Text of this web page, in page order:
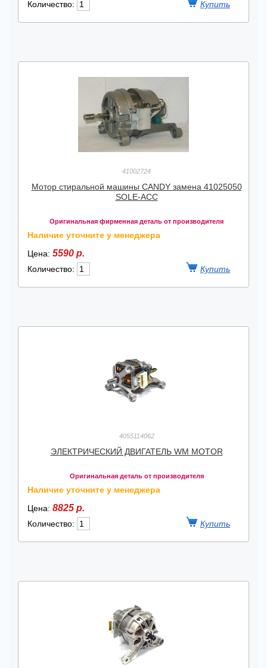
Количество:
41002724
Мотор стиральной машины CANDY замена 41025050
SOLE-ACC
Оригинальная фирменная деталь от производителя
Наличие уточните у менеджера
Цена: 5590 р.
Количество:
4055114062
ЭЛЕКТРИЧЕСКИЙ ДВИГАТЕЛЬ WM MOTOR
Оригинальная деталь от производителя
Наличие уточните у менеджера
Цена: 8825 р.
Количество: